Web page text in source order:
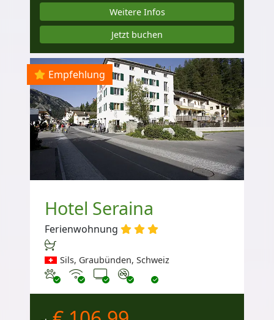
Weitere Infos
Jetzt buchen
Empfehlung
Hotel Seraina
Ferienwohnung
Sils, Graubünden, Schweiz
Haustiere erlaubt
Internet
TV Nichtraucher